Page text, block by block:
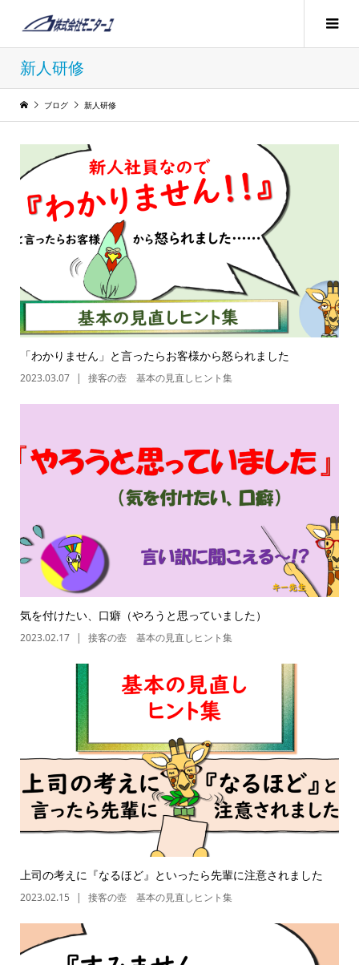
新人研修
ブログ 新人研修
「わかりません」と言ったらお客様から怒られました
2023.03.07 接客の壺 基本の見直しヒント集
気を付けたい、口癖（やろうと思っていました）
2023.02.17 接客の壺 基本の見直しヒント集
上司の考えに『なるほど』といったら先輩に注意されました
2023.02.15 接客の壺 基本の見直しヒント集